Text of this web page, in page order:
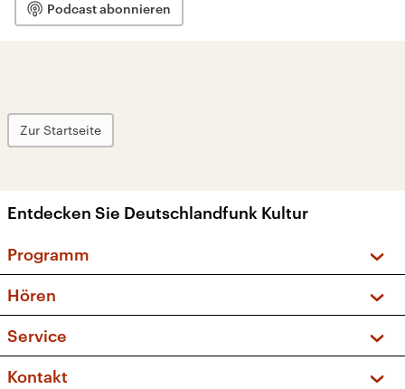
Podcast abonnieren
Zur Startseite
Entdecken Sie Deutschlandfunk Kultur
Programm
Sendungen und Podcasts
Musikliste
Kakadu – Das Kinderprogramm
Hören
Frequenzen (UKW + DAB+)
Service
FAQ
Kontakt